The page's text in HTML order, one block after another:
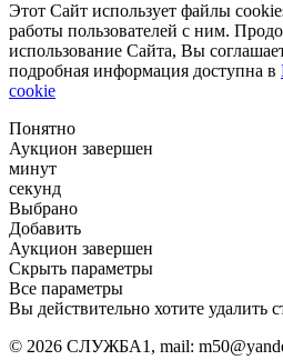
Этот Сайт использует файлы
работы пользователей с ним.
использование Сайта, Вы
подробная информация доступна в
cookie
Понятно
Аукцион завершен
минут
секунд
Выбрано
Добавить
Аукцион завершен
Скрыть параметры
Все параметры
Вы действительно хотите удалить
© 2026 СЛУЖБА1, mail: